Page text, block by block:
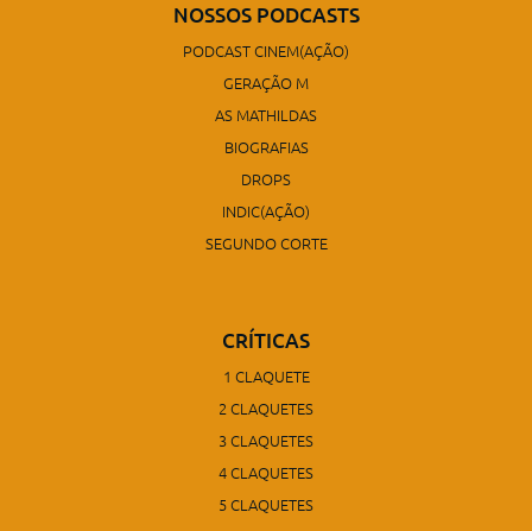
NOSSOS PODCASTS
PODCAST CINEM(AÇÃO)
GERAÇÃO M
AS MATHILDAS
BIOGRAFIAS
DROPS
INDIC(AÇÃO)
SEGUNDO CORTE
CRÍTICAS
1 CLAQUETE
2 CLAQUETES
3 CLAQUETES
4 CLAQUETES
5 CLAQUETES